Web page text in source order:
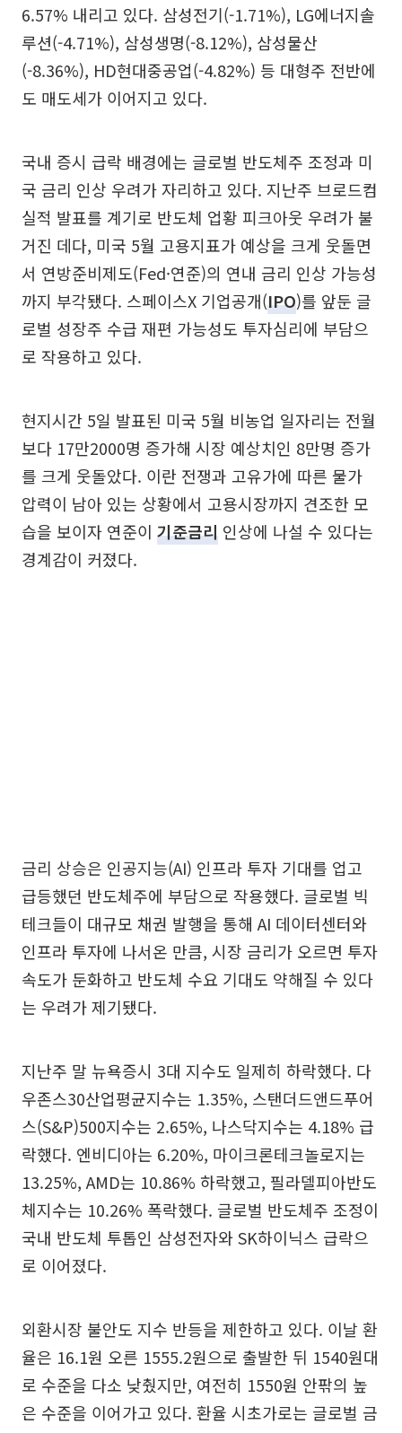
6.57% 내리고 있다. 삼성전기(-1.71%), LG에너지솔
루션(-4.71%), 삼성생명(-8.12%), 삼성물산
(-8.36%), HD현대중공업(-4.82%) 등 대형주 전반에
도 매도세가 이어지고 있다.
국내 증시 급락 배경에는 글로벌 반도체주 조정과 미
국 금리 인상 우려가 자리하고 있다. 지난주 브로드컴
실적 발표를 계기로 반도체 업황 피크아웃 우려가 불
거진 데다, 미국 5월 고용지표가 예상을 크게 웃돌면
서 연방준비제도(Fed·연준)의 연내 금리 인상 가능성
까지 부각됐다. 스페이스X 기업공개(IPO)를 앞둔 글
로벌 성장주 수급 재편 가능성도 투자심리에 부담으
로 작용하고 있다.
현지시간 5일 발표된 미국 5월 비농업 일자리는 전월
보다 17만2000명 증가해 시장 예상치인 8만명 증가
를 크게 웃돌았다. 이란 전쟁과 고유가에 따른 물가
압력이 남아 있는 상황에서 고용시장까지 견조한 모
습을 보이자 연준이 기준금리 인상에 나설 수 있다는
경계감이 커졌다.
금리 상승은 인공지능(AI) 인프라 투자 기대를 업고
급등했던 반도체주에 부담으로 작용했다. 글로벌 빅
테크들이 대규모 채권 발행을 통해 AI 데이터센터와
인프라 투자에 나서온 만큼, 시장 금리가 오르면 투자
속도가 둔화하고 반도체 수요 기대도 약해질 수 있다
는 우려가 제기됐다.
지난주 말 뉴욕증시 3대 지수도 일제히 하락했다. 다
우존스30산업평균지수는 1.35%, 스탠더드앤드푸어
스(S&P)500지수는 2.65%, 나스닥지수는 4.18% 급
락했다. 엔비디아는 6.20%, 마이크론테크놀로지는
13.25%, AMD는 10.86% 하락했고, 필라델피아반도
체지수는 10.26% 폭락했다. 글로벌 반도체주 조정이
국내 반도체 투톱인 삼성전자와 SK하이닉스 급락으
로 이어졌다.
외환시장 불안도 지수 반등을 제한하고 있다. 이날 환
율은 16.1원 오른 1555.2원으로 출발한 뒤 1540원대
로 수준을 다소 낮췄지만, 여전히 1550원 안팎의 높
은 수준을 이어가고 있다. 환율 시초가로는 글로벌 금